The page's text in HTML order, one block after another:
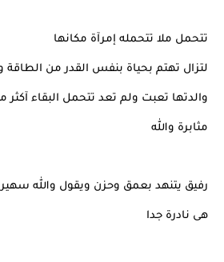
تتحمل ملا تتحمله إمرآة مكانها
لتزال تهتم بحياة بنفس القدر من
والدتها تعبت ولم تعد تتحمل البقاء
مثابرة والله
رفيق يتنهد بعمق وحزن ويقول والله سهير
هى نادرة جدا